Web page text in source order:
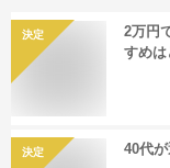
決定
2万円
すめは
決定
40代